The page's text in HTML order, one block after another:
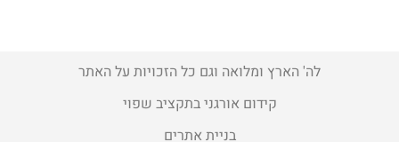
לה' הארץ ומלואה וגם כל הזכויות על האתר
קידום אורגני בתקציב שפוי
בניית אתרים